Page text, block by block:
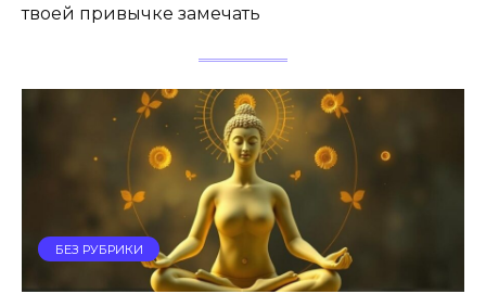
твоей привычке замечать
БЕЗ РУБРИКИ